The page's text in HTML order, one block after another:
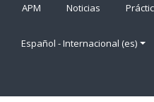
APM Noticias
Español - Internacional ‎(es)‎